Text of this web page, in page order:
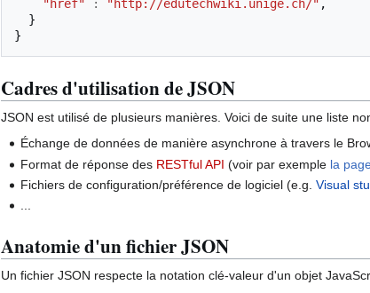
"href"
: "http://edutechwiki.unige.ch/" ,
}
}
Cadres d'utilisation de JSON
JSON est utilisé de plusieurs manières. Voici de suite une liste
Échange de données de manière asynchrone à travers le
Format de réponse des RESTful API (voir par exemple la
Fichiers de configuration/préférence de logiciel (e.g.Visual
...
Anatomie d'un fichier JSON
Un fichier JSON respecte la notation clé-valeur d'un objet